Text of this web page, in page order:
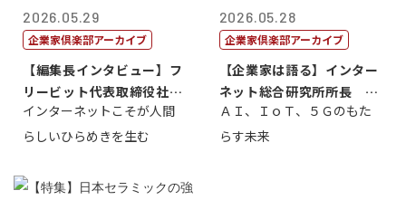
2026.05.29
企業家倶楽部アーカイブ
【編集長インタビュー】フ
リービット代表取締役社長
ＣＥＯ 石田...
インターネットこそが人間
らしいひらめきを生む
2026.05.28
企業家倶楽部アーカイブ
【企業家は語る】インター
ネット総合研究所所長 ブ
ロードバンド...
ＡＩ、ＩｏＴ、５Ｇのもた
らす未来